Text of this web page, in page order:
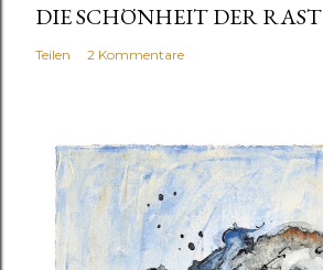
DIE SCHÖNHEIT DER RAST
Teilen 2 Kommentare